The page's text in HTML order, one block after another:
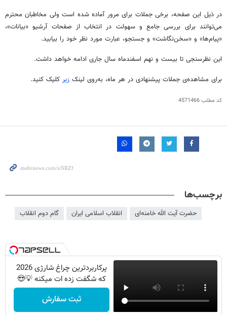
در ذیل این صفحه، برخی جملات برای مرور آماده شده است ولی مخاطبان محترم
می‌توانند برای بررسی جامع و سهولت در انتخاب از صفحات آرشیو «بیانات»،
«پیام‌ها» و «سخن‌نگاشت» و جستجو، عبارت مورد نظر خود را بیابید.
این نظرسنجی تا بیست و نهم اسفندماه سال جاری ادامه خواهد داشت.
برای مشاهده‌ی جملات پیشنهادی در هر ماه، به‌روی لینک زیر کلیک کنید.
کد مطلب4571466
برچسب‌ها
حضرت آیت الله خامنه‌ای انقلاب اسلامی ایران گام دوم انقلاب
پرکاربردترین چراغ شارژی 2026
که شگفت زده ات میکنه 💡😍
ثبت سفارش